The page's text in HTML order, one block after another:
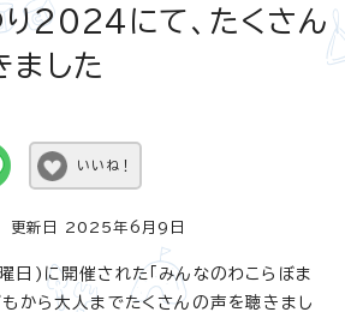
り2024にて、たくさん
ました
いいね！
新日 2025年6月9日
)に開催された「みんなのわこらぼま
から大人までたくさんの声を聴きまし